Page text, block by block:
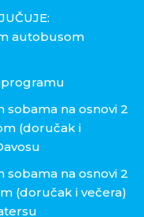
autobusom
na osnovi 2
(doručak i
na osnovi 2
(doručak i večera)